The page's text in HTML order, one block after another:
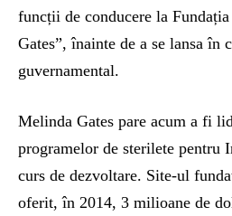
funcții de conducere la
Gates”, înainte de a se lansa în
guvernamental.
Melinda Gates pare acum a fi
programelor de sterilete pentru
curs de dezvoltare. Site-ul
oferit, în 2014, 3 milioane de